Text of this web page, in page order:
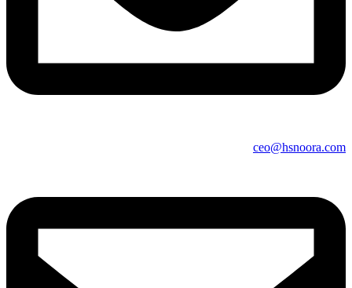
ceo@hsnoora.com